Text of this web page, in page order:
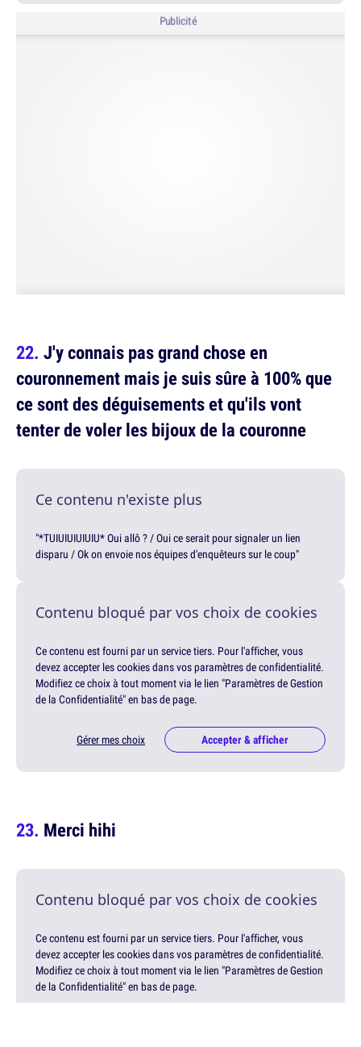
Publicité
J'y connais pas grand chose en
couronnement mais je suis sûre à 100% que
ce sont des déguisements et qu'ils vont
tenter de voler les bijoux de la couronne
Ce contenu n'existe plus
"*TUIUIUIUIUIU* Oui allô ? / Oui ce serait pour signaler un lien
disparu / Ok on envoie nos équipes d'enquêteurs sur le coup"
Contenu bloqué par vos choix de cookies
Ce contenu est fourni par un service tiers. Pour l'afficher, vous
devez accepter les cookies dans vos paramètres de confidentialité.
Modifiez ce choix à tout moment via le lien "Paramètres de Gestion
de la Confidentialité" en bas de page.
Gérer mes choix Accepter & afficher
Merci hihi
Contenu bloqué par vos choix de cookies
Ce contenu est fourni par un service tiers. Pour l'afficher, vous
devez accepter les cookies dans vos paramètres de confidentialité.
Modifiez ce choix à tout moment via le lien "Paramètres de Gestion
de la Confidentialité" en bas de page.